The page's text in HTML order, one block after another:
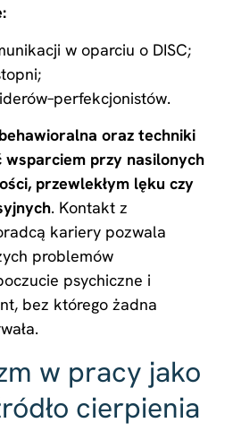
w oparciu o DISC;
oraz techniki
wsparciem przy nasilonych
przewlekłym lęku czy
. Kontakt z
kariery pozwala
problemów
psychiczne i
bez którego żadna
w pracy jako
cierpienia